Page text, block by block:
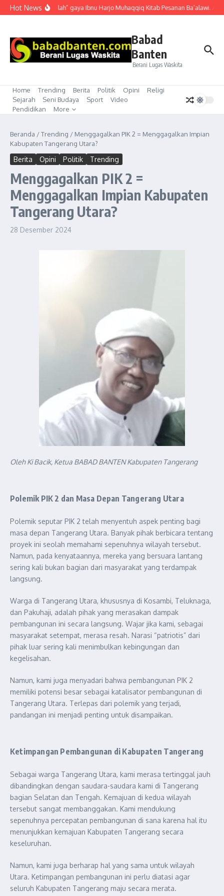
Lewati ke konten
Hot News“Mubahalah” gaya Ibnu Harjo Muhaqqiq Kitab Pesanan Ba’alawi.
Babad
Banten
Berani Lugas Waskita
Home Trending Berita Politik Opini
Religi
Sejarah
Seni Budaya Sport
Video
Pendidikan
More
Beranda /Trending / Menggagalkan PIK 2 = Menggagalkan Impian
Kabupaten Tangerang Utara?
Berita Opini Politik Trending
Menggagalkan PIK 2 =
Menggagalkan Impian Kabupaten
Tangerang Utara?
28 Desember 2024
Oleh Ki Bacik, Ketua BABAD BANTEN Kabupaten Tangerang
Polemik PIK 2 dan Masa Depan Tangerang Utara
Polemik seputar PIK 2 telah menyentuh aspek penting bagi
masa depan Tangerang Utara. Banyak pihak berbicara tentang
proyek ini seolah memahami sepenuhnya wilayah tersebut.
Namun, pada kenyataannya, mereka yang bersuara lantang
sering kali bukan bagian dari masyarakat yang terdampak
langsung.
Warga di Tangerang Utara, khususnya di Kosambi, Teluknaga,
dan Pakuhaji, adalah pihak yang merasakan dampak
pembangunan ini secara langsung. Wajar jika kami, sebagai
masyarakat setempat, merasa resah. Narasi “patriotis” dari
pihak luar sering kali menimbulkan kebingungan dan
kegelisahan.
Namun, kami juga menyadari bahwa pembangunan PIK 2
memiliki potensi besar sebagai katalisator pembangunan di
Tangerang Utara. Terlepas dari polemik yang terjadi,
pandangan ini menjadi penting untuk disampaikan.
Ketimpangan Pembangunan di Kabupaten Tangerang
Sebagai warga Tangerang Utara, kami merasa tertinggal jauh
dibandingkan dengan saudara-saudara kami di Tangerang
bagian Selatan dan Tengah. Kemajuan di kedua wilayah
tersebut sangat membanggakan. Kami mendukung
sepenuhnya percepatan pembangunan di sana karena hal itu
menunjukkan kemajuan Kabupaten Tangerang secara
keseluruhan.
Namun, kami juga berharap hal yang sama untuk wilayah
Utara. Ketimpangan pembangunan ini perlu diatasi agar
seluruh Kabupaten Tangerang maju secara merata.